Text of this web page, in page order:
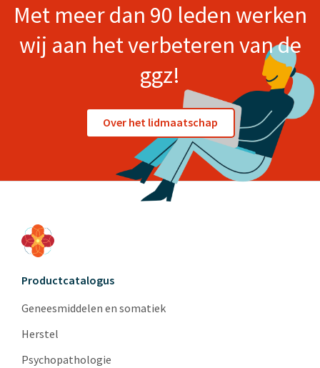
Met meer dan 90 leden werken
wij aan het verbeteren van de
ggz!
Over het lidmaatschap
Productcatalogus
Geneesmiddelen en somatiek
Herstel
Psychopathologie